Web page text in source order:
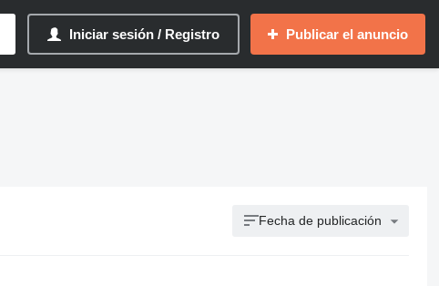
Iniciar sesión / Registro Publicar el anuncio
Fecha de publicación